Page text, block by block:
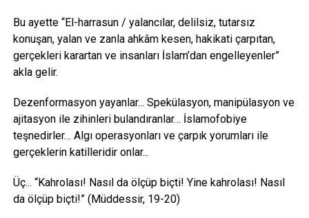
Bu ayette “El-harrasun / yalancılar, delilsiz, tutarsız
konuşan, yalan ve zanla ahkâm kesen, hakikati çarpıtan,
gerçekleri karartan ve insanları İslam’dan engelleyenler”
akla gelir.
Dezenformasyon yayanlar... Spekülasyon, manipülasyon ve
ajitasyon ile zihinleri bulandıranlar… İslamofobiye
teşnedirler… Algı operasyonları ve çarpık yorumları ile
gerçeklerin katilleridir onlar...
Üç... “Kahrolası! Nasıl da ölçüp biçti! Yine kahrolası! Nasıl
da ölçüp biçti!” (Müddessir, 19-20)